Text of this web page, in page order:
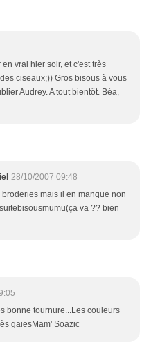
vrai hier soir, et c'est très
ciseaux;)) Gros bisous à vous
Audrey. A tout bientôt. Béa,
28/10/2007 09:48
mais il en manque non
va ?? bien
bonne tournure...Les couleurs
gaiesMam' Soazic